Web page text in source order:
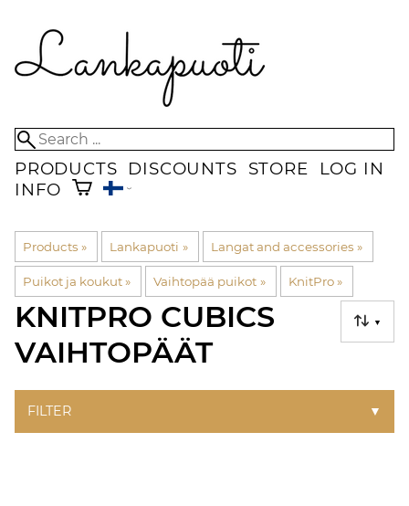
PRODUCTS DISCOUNTS STORE
LOG IN
INFO
Products ‪» Lankapuoti ‪» Langat and accessories ‪»
Puikot ja koukut‪» Vaihtopää puikot ‪» KnitPro ‪»
▼
KNITPRO CUBICS
VAIHTOPÄÄT
FILTER ▼